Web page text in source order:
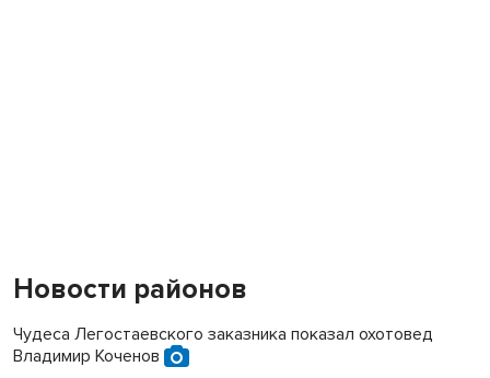
Новости районов
Чудеса Легостаевского заказника показал охотовед
Владимир Коченов